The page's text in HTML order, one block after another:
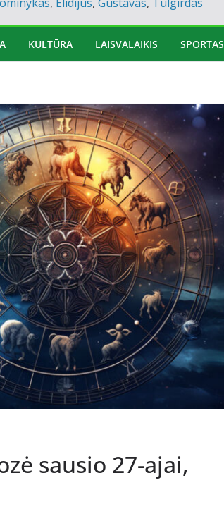
KULTŪRA LAISVALAIKIS SPORTAS
sausio 27-ajai,